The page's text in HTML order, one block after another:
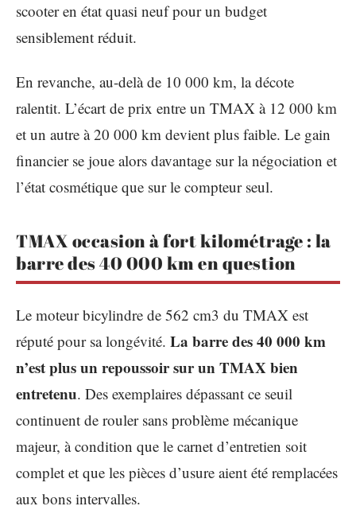
scooter en état quasi neuf pour un budget
sensiblement réduit.
En revanche, au-delà de 10 000 km, la décote
ralentit. L’écart de prix entre un TMAX à 12 000 km
et un autre à 20 000 km devient plus faible. Le gain
financier se joue alors davantage sur la négociation et
l’état cosmétique que sur le compteur seul.
TMAX occasion à fort kilométrage : la
barre des 40 000 km en question
Le moteur bicylindre de 562 cm3 du TMAX est
réputé pour sa longévité. La barre des 40 000 km
n’est plus un repoussoir sur un TMAX bien
entretenu. Des exemplaires dépassant ce seuil
continuent de rouler sans problème mécanique
majeur, à condition que le carnet d’entretien soit
complet et que les pièces d’usure aient été remplacées
aux bons intervalles.